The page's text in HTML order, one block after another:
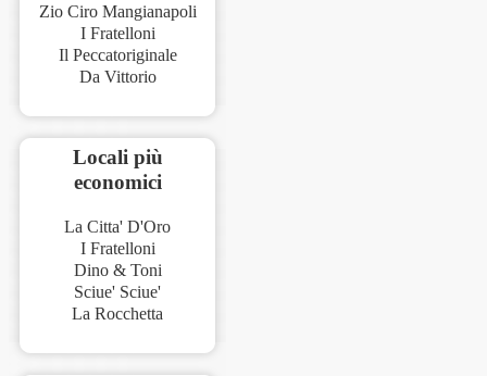
Zio Ciro Mangianapoli
I Fratelloni
Il Peccatoriginale
Da Vittorio
Locali più
economici
La Citta' D'Oro
I Fratelloni
Dino & Toni
Sciue' Sciue'
La Rocchetta